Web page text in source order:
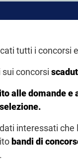
tutti i concorsi
concorsi
alle domande
interessati che
bandi di